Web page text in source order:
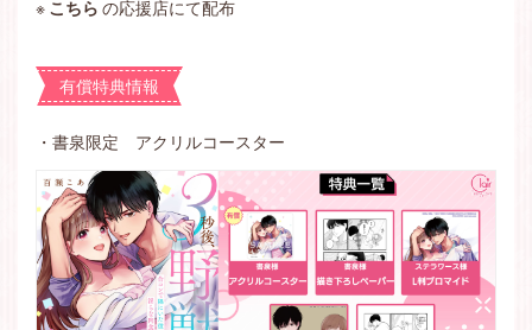
※ こちら の応援店にて配布
有償特典情報
・ 書泉限定 アクリルコースター